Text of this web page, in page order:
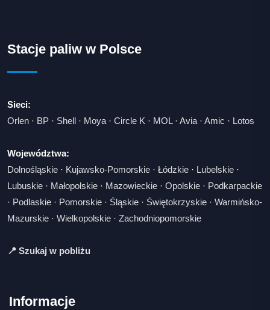
Stacje paliw w Polsce
Sieci:
Orlen · BP · Shell · Moya · Circle K · MOL· Avia · Amic · Lotos
Województwa:
Dolnośląskie · Kujawsko-Pomorskie · Łódzkie · Lubelskie ·
Lubuskie · Małopolskie · Mazowieckie · Opolskie · Podkarpackie
· Podlaskie · Pomorskie · Śląskie · Świętokrzyskie · Warmińsko-
Mazurskie · Wielkopolskie · Zachodniopomorskie
📍 Szukaj w pobliżu
Informacje